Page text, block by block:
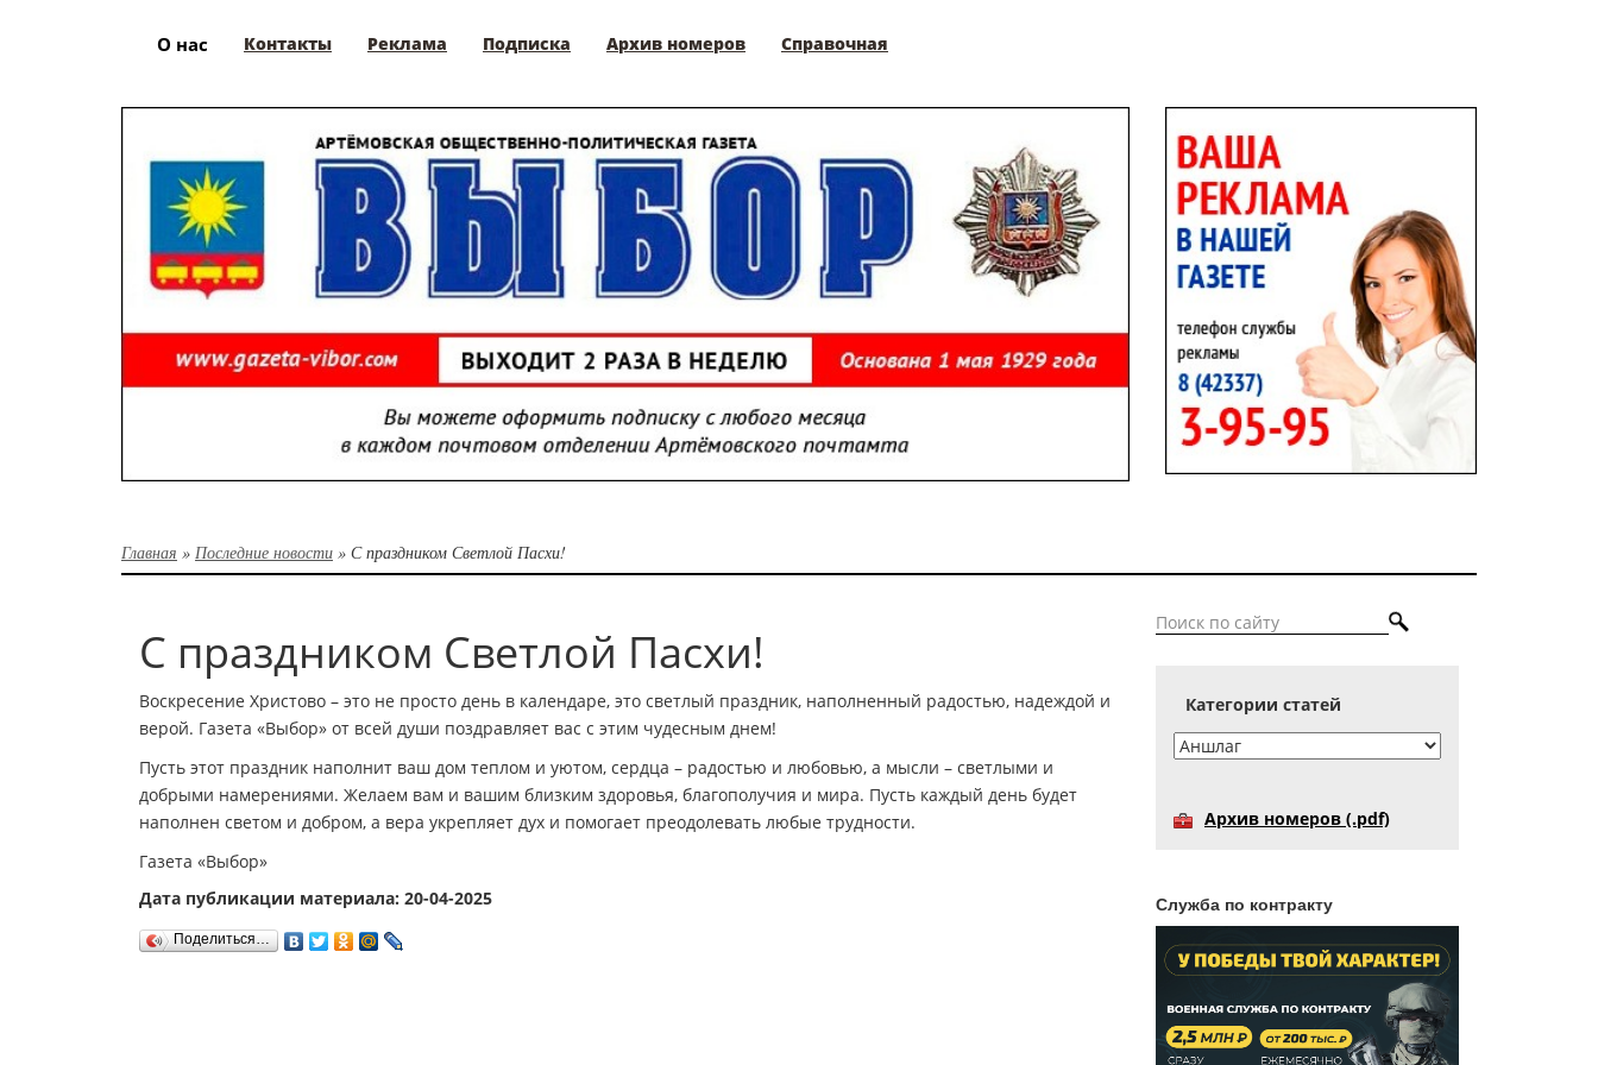
О нас Контакты Реклама Подписка Архив номеров Справочная
Главная » Последние новости » С праздником Светлой Пасхи!
С праздником Светлой Пасхи!
Воскресение Христово – это не просто день в календаре, это светлый праздник, наполненный радостью, надеждой и
верой. Газета «Выбор» от всей души поздравляет вас с этим чудесным днем!
Пусть этот праздник наполнит ваш дом теплом и уютом, сердца – радостью и любовью, а мысли – светлыми и
добрыми намерениями. Желаем вам и вашим близким здоровья, благополучия и мира. Пусть каждый день будет
наполнен светом и добром, а вера укрепляет дух и помогает преодолевать любые трудности.
Газета «Выбор»
Дата публикации материала: 20-04-2025
Поделиться…
Категории статей
Архив номеров (.pdf)
Служба по контракту